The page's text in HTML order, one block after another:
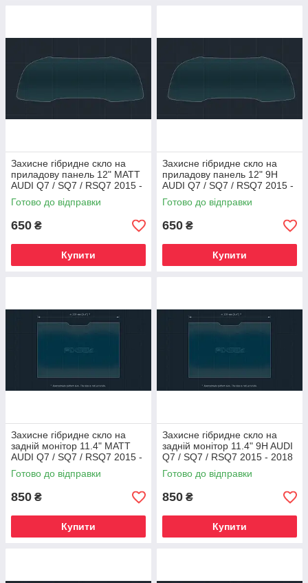
Захисне гібридне скло на
приладову панель 12" MATT
AUDI Q7 / SQ7 / RSQ7 2015 -
2018
Готово до відправки
650 ₴
Купити
Захисне гібридне скло на
приладову панель 12" 9H
AUDI Q7 / SQ7 / RSQ7 2015 -
2018
Готово до відправки
650 ₴
Купити
Захисне гібридне скло на
задній монітор 11.4" MATT
AUDI Q7 / SQ7 / RSQ7 2015 -
2018
Готово до відправки
850 ₴
Купити
Захисне гібридне скло на
задній монітор 11.4" 9H AUDI
Q7 / SQ7 / RSQ7 2015 - 2018
Готово до відправки
850 ₴
Купити